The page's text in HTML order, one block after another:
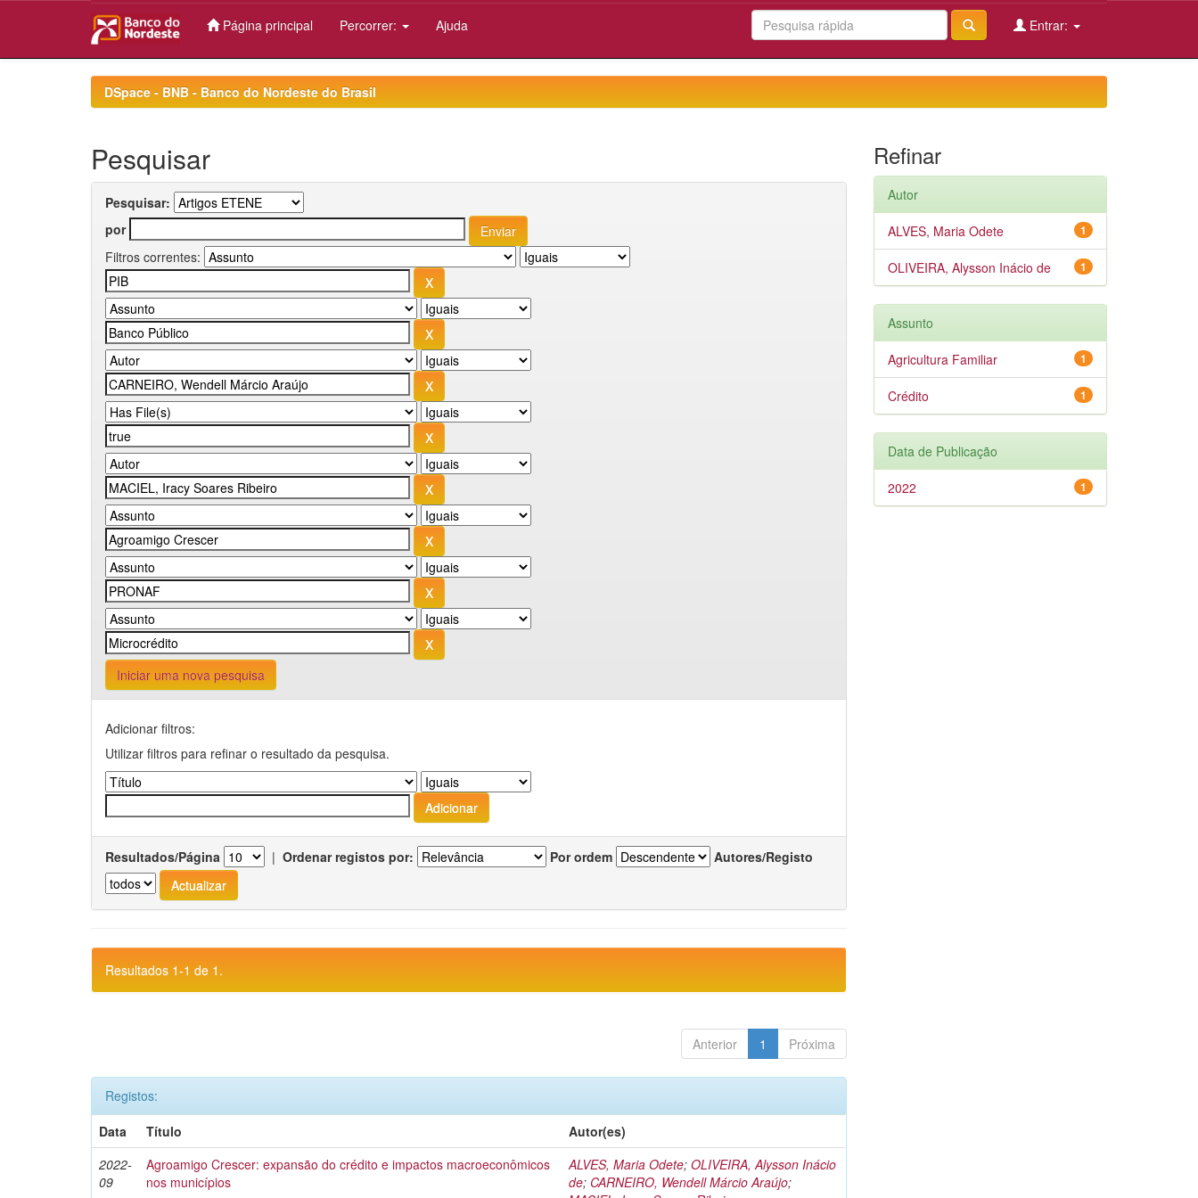
Página principal Percorrer: Ajuda Entrar:
DSpace - BNB - Banco do Nordeste do Brasil
Pesquisar
Pesquisar:
por
Filtros correntes:
Iniciar uma nova pesquisa
Adicionar filtros:
Utilizar filtros para refinar o resultado da pesquisa.
Resultados/Página | Ordenar registos por: Por ordem Autores/Registo
Resultados 1-1 de 1.
Anterior 1 Próxima
Registos:
Data
Título
Autor(es)
2022-
09
Agroamigo Crescer: expansão do crédito e impactos macroeconômicos
nos municípios
ALVES, Maria Odete;OLIVEIRA, Alysson Inácio
de; CARNEIRO, Wendell Márcio Araújo;
Refinar
Autor
1
ALVES, Maria Odete
1
OLIVEIRA, Alysson Inácio de
Assunto
1
Agricultura Familiar
1
Crédito
Data de Publicação
1
2022